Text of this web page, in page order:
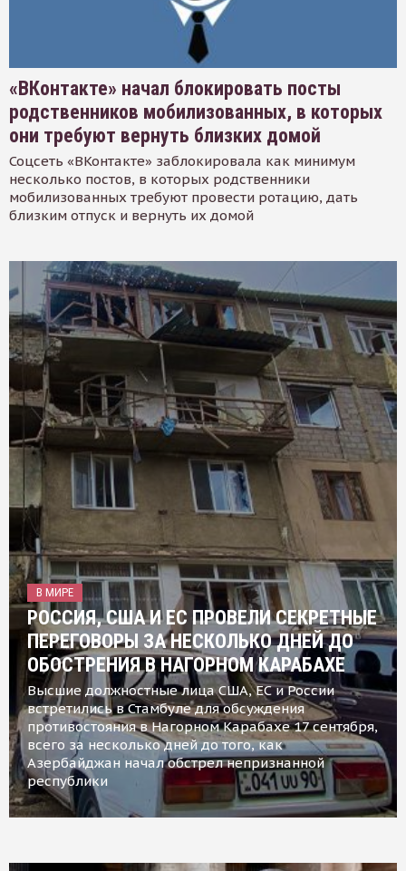
«ВКонтакте» начал блокировать посты
родственников мобилизованных, в которых
они требуют вернуть близких домой
Соцсеть «ВКонтакте» заблокировала как минимум
несколько постов, в которых родственники
мобилизованных требуют провести ротацию, дать
близким отпуск и вернуть их домой
В МИРЕ
РОССИЯ, США И ЕС ПРОВЕЛИ СЕКРЕТНЫЕ
ПЕРЕГОВОРЫ ЗА НЕСКОЛЬКО ДНЕЙ ДО
ОБОСТРЕНИЯ В НАГОРНОМ КАРАБАХЕ
Высшие должностные лица США, ЕС и России
встретились в Стамбуле для обсуждения
противостояния в Нагорном Карабахе 17 сентября,
всего за несколько дней до того, как
Азербайджан начал обстрел непризнанной
республики